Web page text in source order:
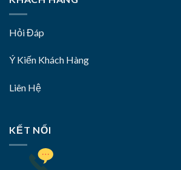
Hỏi Đáp
Ý Kiến Khách Hàng
Liên Hệ
KẾT NỐI